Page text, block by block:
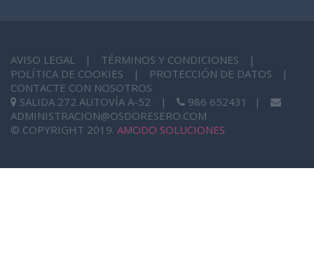
AVISO LEGAL | TÉRMINOS Y CONDICIONES
|
POLÍTICA DE COOKIES
| PROTECCIÓN DE DATOS
|
CONTACTE CON NOSOTROS
SALIDA 272 AUTOVÍA A-52
| 986 652431
|
ADMINISTRACION@OSDORESERO.COM
© COPYRIGHT 2019. AMODO SOLUCIONES